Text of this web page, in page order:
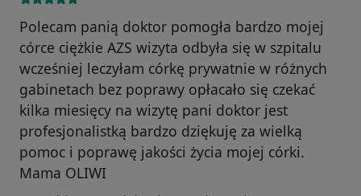
Polecam panią doktor pomogła bardzo mojej
córce ciężkie AZS wizyta odbyła się w szpitalu
wcześniej leczyłam córkę prywatnie w różnych
gabinetach bez poprawy opłacało się czekać
kilka miesięcy na wizytę pani doktor jest
profesjonalistką bardzo dziękuję za wielką
pomoc i poprawę jakości życia mojej córki.
Mama OLIWI